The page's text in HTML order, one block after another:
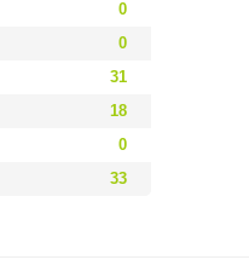
0
0
31
18
0
33